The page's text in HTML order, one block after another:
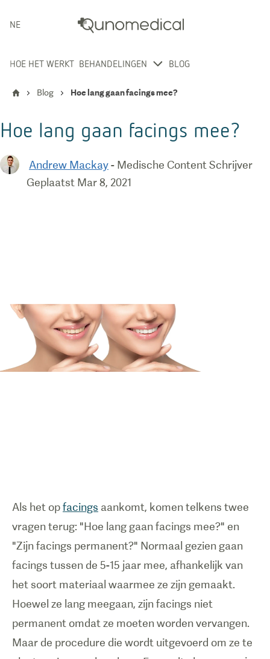
NEDERLANDS
HOE HET WERKT BEHANDELINGEN BLOG
Blog Hoe lang gaan facings mee?
Hoe lang gaan facings mee?
Andrew Mackay- Medische Content Schrijver
Geplaatst Mar 8, 2021
Als het opfacings aankomt, komen telkens twee
vragen terug: "Hoe lang gaan facings mee?" en
"Zijn facings permanent?" Normaal gezien gaan
facings tussen de 5-15 jaar mee, afhankelijk van
het soort materiaal waarmee ze zijn gemaakt.
Hoewel ze lang meegaan, zijn facings niet
permanent omdat ze moeten worden vervangen.
Maar de procedure die wordt uitgevoerd om ze te